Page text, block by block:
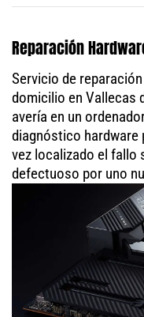
Reparación
Servicio de
domicilio en Vallecas
avería en un
diagnóstico hardware
vez localizado el
defectuoso por uno